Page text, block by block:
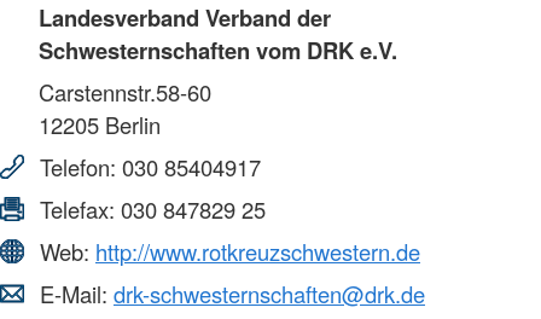
Landesverband Verband der
Schwesternschaften vom DRK e.V.
Carstennstr.58-60
12205 Berlin
Telefon: 030 85404917
Telefax: 030 847829 25
Web: http://www.rotkreuzschwestern.de
E-Mail: drk-schwesternschaften@drk.de